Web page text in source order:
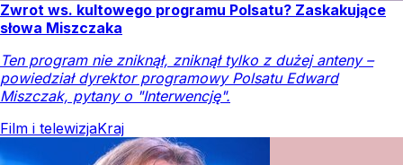
Zwrot ws. kultowego programu Polsatu? Zaskakujące
słowa Miszczaka
Ten program nie zniknął, zniknął tylko z dużej anteny –
powiedział dyrektor programowy Polsatu Edward
Miszczak, pytany o "Interwencję".
Film i telewizjaKraj